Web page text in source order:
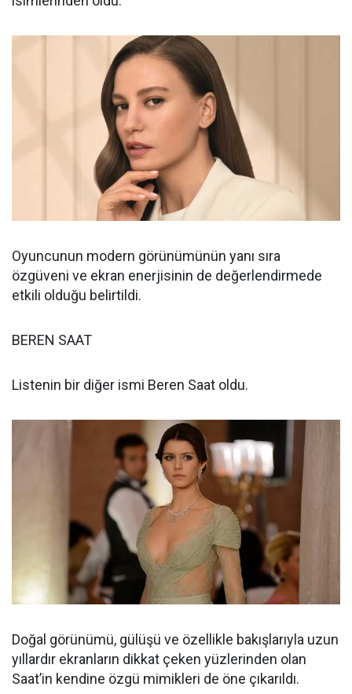
Oyuncunun modern görünümünün yanı sıra
özgüveni ve ekran enerjisinin de değerlendirmede
etkili olduğu belirtildi.
BEREN SAAT
Listenin bir diğer ismi Beren Saat oldu.
Doğal görünümü, gülüşü ve özellikle bakışlarıyla uzun
yıllardır ekranların dikkat çeken yüzlerinden olan
Saat’in kendine özgü mimikleri de öne çıkarıldı.